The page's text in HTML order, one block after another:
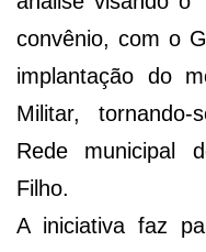
convênio, com o
implantação do
Militar,
Rede municipal
Filho.
A iniciativa faz